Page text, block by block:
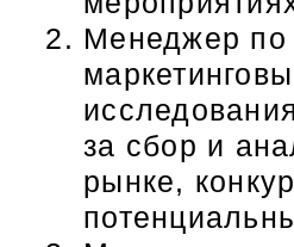
Менеджер по
за сбор и
рынке,